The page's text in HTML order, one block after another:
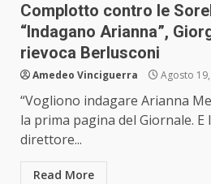
Complotto contro le
“Indagano Arianna”,
rievoca Berlusconi
Amedeo Vinciguerra Agosto
“Vogliono indagare Arianna
la prima pagina del Giornale. E
direttore...
Read More